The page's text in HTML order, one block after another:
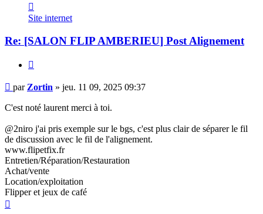
Zortin
Site internet
Re: [SALON FLIP AMBERIEU] Post Alignement
Message
parZortin » jeu. 11 09, 2025 09:37
C'est noté laurent merci à toi.
@2niro j'ai pris exemple sur le bgs, c'est plus clair de séparer le fil
de discussion avec le fil de l'alignement.
www.flipetfix.fr
Entretien/Réparation/Restauration
Achat/vente
Location/exploitation
Flipper et jeux de café